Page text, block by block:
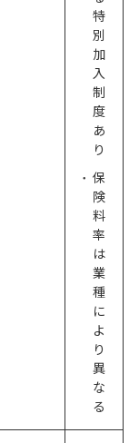
特
別
加
入
制
度
あ
り
保
険
料
率
は
業
種
に
よ
り
異
な
る